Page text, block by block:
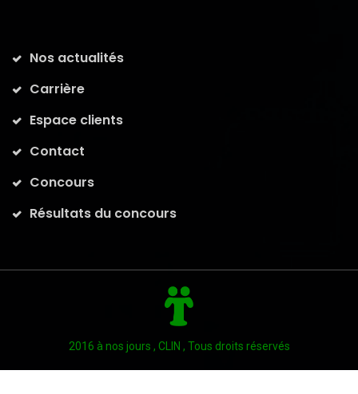
Nos actualités
Carrière
Espace clients
Contact
Concours
Résultats du concours
2016 à nos jours , CLIN , Tous droits réservés